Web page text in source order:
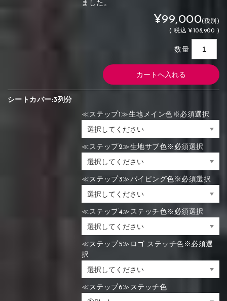
ました。
¥99,000(税別)
(税込 ¥108,900 )
数量
シートカバー:3列分
≪ステップ1≫生地メイン色※必須選択
≪ステップ2≫生地サブ色※必須選択
≪ステップ3≫パイピング色※必須選択
≪ステップ4≫ステッチ色※必須選択
≪ステップ5≫ロゴ ステッチ色※必須選
択
≪ステップ6≫ステッチ色